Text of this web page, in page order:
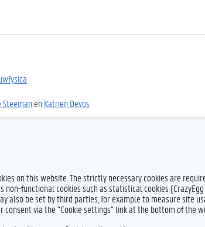
Steeman en Katrien Devos
on this website. The strictly necessary cookies are
non-functional cookies such as statistical cookies
also be set by third parties, for example to measure site
via the "Cookie settings" link at the bottom of the